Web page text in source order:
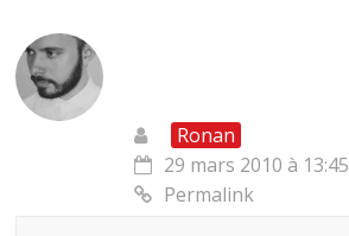
Ronan
29 mars 2010 à 13:45
Permalink